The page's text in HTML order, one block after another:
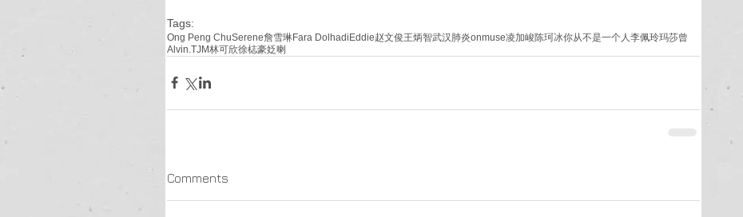
Tags:
Ong Peng ChuSerene詹雪琳Fara DolhadiEddie赵文俊王炳智武汉肺炎onmuse凌加峻陈珂冰你从不是一个人李佩玲玛莎曾
Alvin.TJM林可欣徐梽豪姂喇
Comments